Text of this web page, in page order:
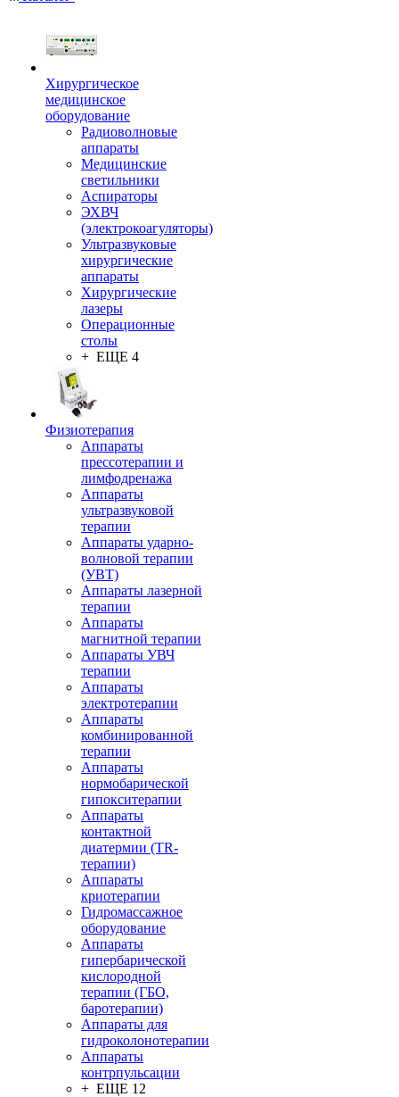
Хирургическое
медицинское
оборудование
Радиоволновые
аппараты
Медицинские
светильники
Аспираторы
ЭХВЧ
(электрокоагуляторы)
Ультразвуковые
хирургические
аппараты
Хирургические
лазеры
Операционные
столы
+ ЕЩЕ 4
Физиотерапия
Аппараты
прессотерапии и
лимфодренажа
Аппараты
ультразвуковой
терапии
Аппараты ударно-
волновой терапии
(УВТ)
Аппараты лазерной
терапии
Аппараты
магнитной терапии
Аппараты УВЧ
терапии
Аппараты
электротерапии
Аппараты
комбинированной
терапии
Аппараты
нормобарической
гипокситерапии
Аппараты
контактной
диатермии (TR-
терапии)
Аппараты
криотерапии
Гидромассажное
оборудование
Аппараты
гипербарической
кислородной
терапии (ГБО,
баротерапии)
Аппараты для
гидроколонотерапии
Аппараты
контрпульсации
+ ЕЩЕ 12